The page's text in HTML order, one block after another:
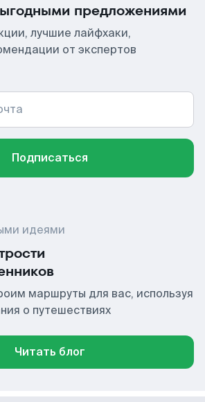
предложениями
лучшие лайфхаки,
от экспертов
Подписаться
идеями
маршруты для вас, используя
о путешествиях
Читать блог